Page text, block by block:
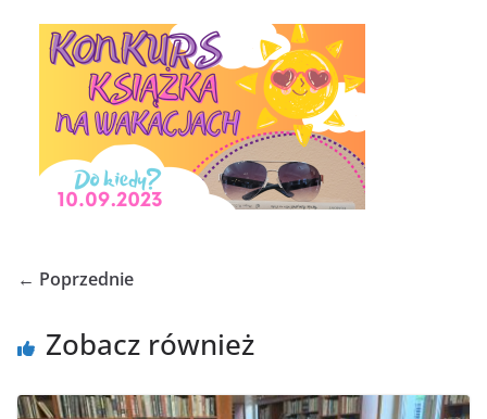
← Poprzednie
Zobacz również